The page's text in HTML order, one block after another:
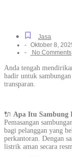
Jasa
- Oktober 8,
- No Comments
Anda tengah
hadir untuk
transparan.
🔌 Apa Itu Sambung
Pemasangan
bagi pelanggan yang
perkantoran. Dengan
listrik aman secara